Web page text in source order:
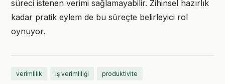
süreci istenen verimi sağlamayabilir. Zihinsel hazırlık
kadar pratik eylem de bu süreçte belirleyici rol
oynuyor.
verimlilik iş verimliliği produktivite